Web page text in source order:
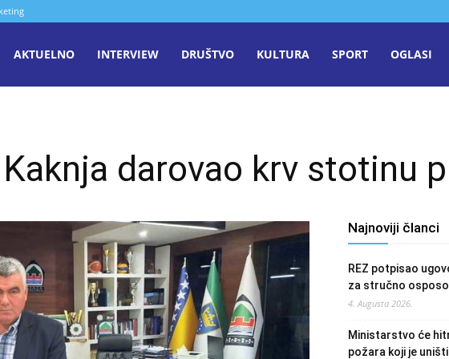
AKTUELNO INTERVIEW DRUŠTVO KULTURA SPORT OGLASI
darovao krv stotinu
Najnoviji članci
REZ potpisao
za stručno
4. Augusta 2026.
Ministarstvo će
požara koji je